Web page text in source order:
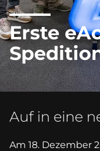
Erste
Auf in eine
Am 18. Dezember